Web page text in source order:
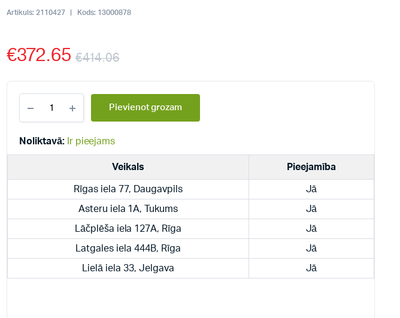
Artikuls: 2110427 Kods: 13000878
€414.06
€372.65
priekš
TPK
8/3.3kW
quantity
Pievienot grozam
Noliktavā: Ir pieejams
Veikals Pieejamība
Rīgas iela 77, Daugavpils Jā
Asteru iela 1A, Tukums Jā
Lāčplēša iela 127A, Rīga Jā
Latgales iela 444B, Rīga Jā
Lielā iela 33, Jelgava Jā